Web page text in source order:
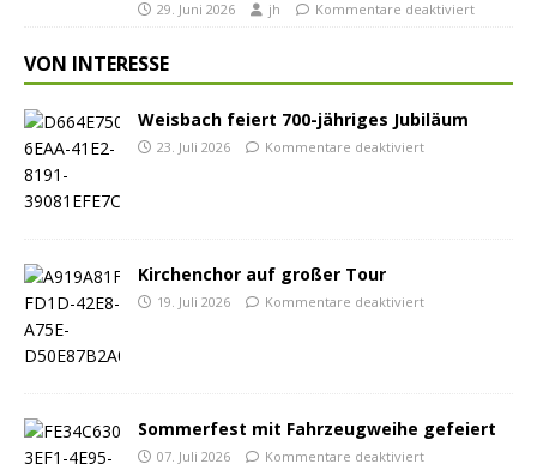
29. Juni 2026 jh Kommentare deaktiviert
VON INTERESSE
Weisbach feiert 700-jähriges Jubiläum
23. Juli 2026 Kommentare deaktiviert
Kirchenchor auf großer Tour
19. Juli 2026 Kommentare deaktiviert
Sommerfest mit Fahrzeugweihe gefeiert
07. Juli 2026 Kommentare deaktiviert